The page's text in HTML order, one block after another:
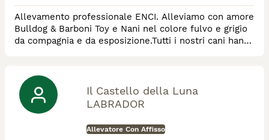
Allevamento professionale ENCI. Alleviamo con amore
Bulldog & Barboni Toy e Nani nel colore fulvo e grigio
da compagnia e da esposizione.Tutti i nostri cani hanno
Il Castello della Luna
LABRADOR
Allevatore Con Affisso